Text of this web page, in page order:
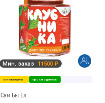
Мин. заказ 11500 ₽
оптовая цена производитель
Сам Бы Ел